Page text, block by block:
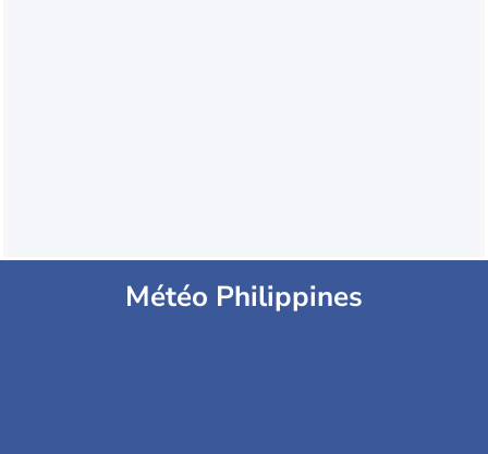
Météo Philippines